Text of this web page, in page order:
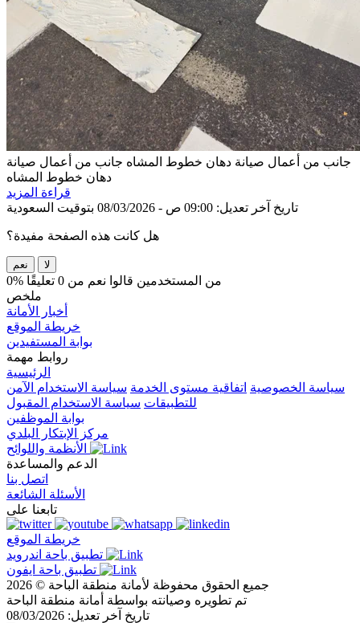
جانب من أعمال صيانة دهان خطوط المشاه جانب من أعمال صيانة
دهان خطوط المشاه
قراءة المزيد
تاريخ آخر تعديل: 09:00 ص - 08/03/2026 بتوقيت السعودية
هل كانت هذه الصفحة مفيدة؟
نعم لا
0% من المستخدمين قالوا نعم من 0 تعليقًا
ملخص
أخبار الأمانة
خريطة الموقع
بوابة المستفيدين
روابط مهمة
الرئيسية
سياسة الخصوصية اتفاقية مستوى الخدمة سياسة الاستخدام الآمن
للتطبيقات سياسة الاستخدام المقبول
بوابة الموظفين
مركز الإبتكار البلدي
الدعم والمساعدة
اتصل بنا
الأسئلة الشائعة
تابعنا على
خريطة الموقع
جميع الحقوق محفوظة لأمانة منطقة الباحة © 2026
تم تطويره وصيانته بواسطة أمانة منطقة الباحة
تاريخ آخر تعديل: 08/03/2026